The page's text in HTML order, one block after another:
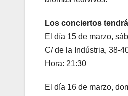
Los conciertos
El día 15 de marzo,
C/ de la Indústria, 38-
Hora: 21:30
El día 16 de marzo,